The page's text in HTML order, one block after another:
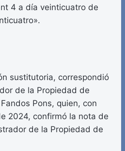
4 a día veinticuatro de
sustitutoria, correspondió
de la Propiedad de
Pons, quien, con
2024, confirmó la nota de
de la Propiedad de